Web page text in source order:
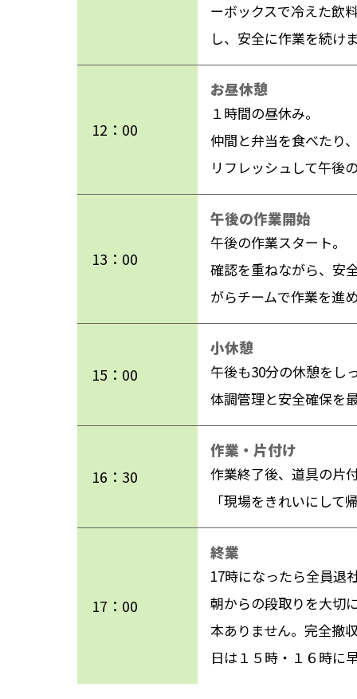
ーボックスで冷えた飲
し、安全に作業を続け
12：00
お昼休憩
１時間の昼休み。
仲間と弁当を食べたり
リフレッシュして午後
13：00
午後の作業開始
午後の作業スタート。
確認を重ねながら、安
がらチームで作業を進
15：00
小休憩
午後も30分の休憩をし
体調管理と安全確保を
16：30
作業・片付け
作業終了後、道具の片
「現場をきれいにして
17：00
終業
17時になったら全員退
朝からの段取りを大切
本ありません。完全撤
日は１５時・１６時に